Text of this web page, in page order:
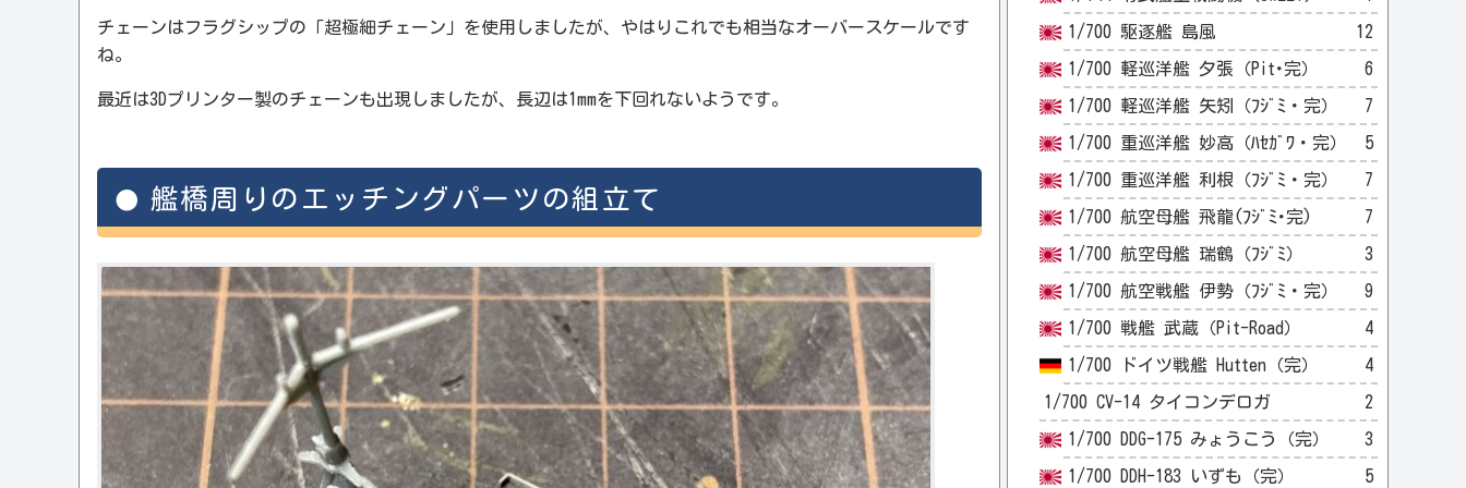
チェーンはフラグシップの「超極細チェーン」を使用しましたが、やはりこれでも相当なオーバースケールです
ね。
最近は3Dプリンター製のチェーンも出現しましたが、長辺は1mmを下回れないようです。
艦橋周りのエッチングパーツの組立て
1/700 駆逐艦 島風 12
1/700 軽巡洋艦 夕張（Pit･完） 6
1/700 軽巡洋艦 矢矧（ﾌｼﾞﾐ・完） 7
1/700 重巡洋艦 妙高（ﾊｾｶﾞﾜ・完） 5
1/700 重巡洋艦 利根（ﾌｼﾞﾐ・完） 7
1/700 航空母艦 飛龍(ﾌｼﾞﾐ･完) 7
1/700 航空母艦 瑞鶴（ﾌｼﾞﾐ） 3
1/700 航空戦艦 伊勢（ﾌｼﾞﾐ・完） 9
1/700 戦艦 武蔵（Pit-Road） 4
1/700 ドイツ戦艦 Hutten（完） 4
1/700 CV-14 タイコンデロガ 2
1/700 DDG-175 みょうこう（完） 3
1/700 DDH-183 いずも（完） 5